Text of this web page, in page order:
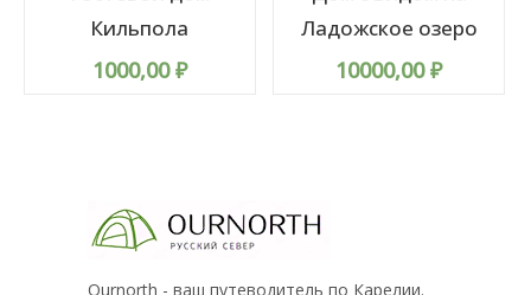
Кильпола
1000,00₽
Ладожское озеро
10000,00₽
Ournorth - ваш путеводитель по Карелии.